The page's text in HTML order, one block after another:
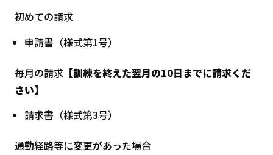
初めての請求
申請書（様式第1号）
毎月の請求【訓練を終えた翌月の10日までに請求くだ
さい】
請求書（様式第3号）
通勤経路等に変更があった場合